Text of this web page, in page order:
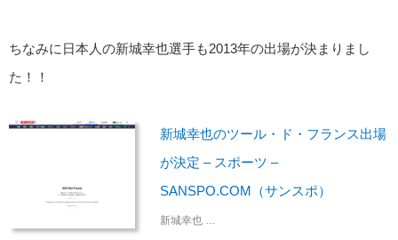
ちなみに日本人の新城幸也選手も2013年の出場が決まりまし
た！！
新城幸也のツール・ド・フランス出場
が決定 – スポーツ –
SANSPO.COM（サンスポ）
新城幸也 …